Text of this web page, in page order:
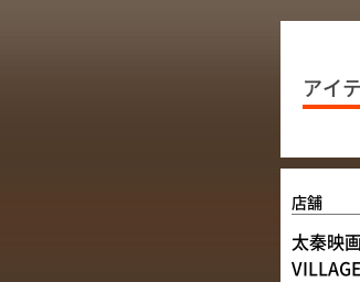
アイ
店舗
太秦映